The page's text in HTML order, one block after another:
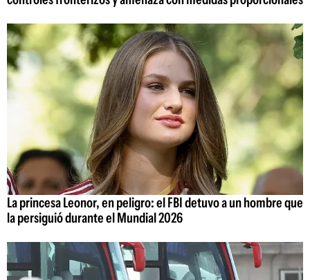
La princesa Leonor, en peligro: el FBI detuvo a un hombre que
la persiguió durante el Mundial 2026